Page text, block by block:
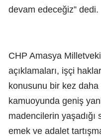
devam edeceğiz” dedi.
CHP Amasya
açıklamaları, işçi
konusunu bir kez daha
kamuoyunda geniş
madencilerin
emek ve adalet